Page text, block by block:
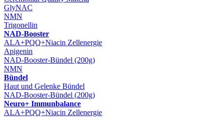
GlyNAC
NMN
Trigonellin
NAD-Booster
ALA+PQQ+Niacin Zellenergie
Apigenin
NAD-Booster-Bündel (200g)
NMN
Bündel
Haut und Gelenke Bündel
NAD-Booster-Bündel (200g)
Neuro+ Immunbalance
ALA+PQQ+Niacin Zellenergie